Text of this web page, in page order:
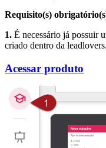
Requisito(s)
1. É necessário já possuir
criado dentro da leadlovers.
Acessar produto